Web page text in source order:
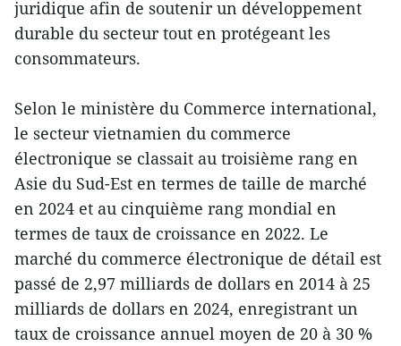
juridique afin de soutenir un développement
durable du secteur tout en protégeant les
consommateurs.
Selon le ministère du Commerce international,
le secteur vietnamien du commerce
électronique se classait au troisième rang en
Asie du Sud-Est en termes de taille de marché
en 2024 et au cinquième rang mondial en
termes de taux de croissance en 2022. Le
marché du commerce électronique de détail est
passé de 2,97 milliards de dollars en 2014 à 25
milliards de dollars en 2024, enregistrant un
taux de croissance annuel moyen de 20 à 30 %